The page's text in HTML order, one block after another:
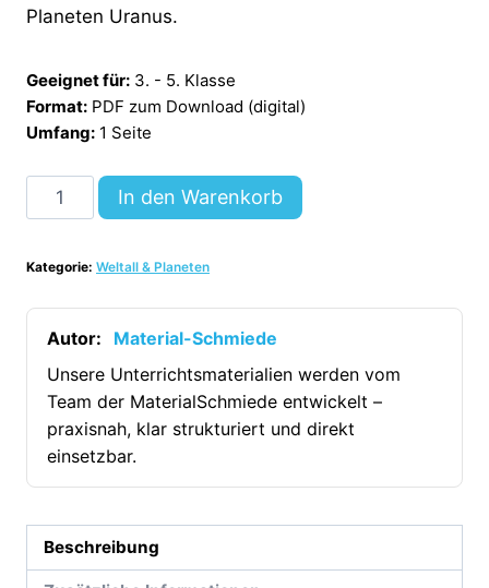
Planeten Uranus.
Geeignet für: 3. - 5. Klasse
Format: PDF zum Download (digital)
Umfang: 1 Seite
Steckbrief:
Planet
[Digital]
Menge
In den Warenkorb
Kategorie: Weltall & Planeten
Autor:
Material-Schmiede
Unsere Unterrichtsmaterialien werden vom
Team der MaterialSchmiede entwickelt –
praxisnah, klar strukturiert und direkt
einsetzbar.
Beschreibung